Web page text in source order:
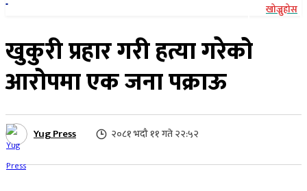
खोज्नुहोस
खुकुरी प्रहार गरी हत्या गरेको
आरोपमा एक जना पक्राऊ
Yug Press २०८१ भदौ ११ गते २२:५२